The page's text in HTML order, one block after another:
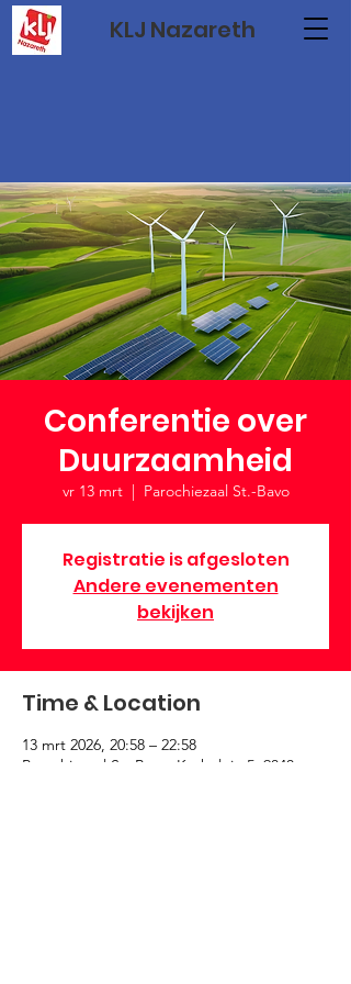
KLJ Nazareth
Conferentie over
Duurzaamheid
vr 13 mrt
  |
Parochiezaal St.-Bavo
Registratie is afgesloten
Andere evenementen
bekijken
Time & Location
13 mrt 2026, 20:58 – 22:58
Parochiezaal St.-Bavo, Kerkplein 5, 9840